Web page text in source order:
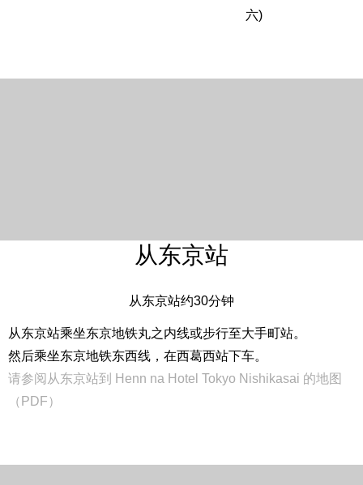
六)
从东京站
从东京站约30分钟
从东京站乘坐东京地铁丸之内线或步行至大手町站。
然后乘坐东京地铁东西线，在西葛西站下车。
请参阅从东京站到 Henn na Hotel Tokyo Nishikasai 的地图
（PDF）